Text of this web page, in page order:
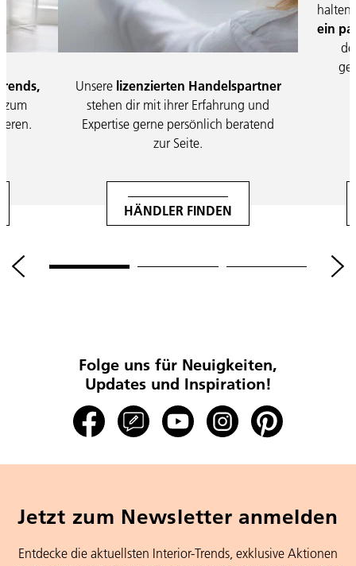
zum
Unsere lizenzierten Handelspartner
stehen dir mit ihrer Erfahrung und
Expertise gerne persönlich beratend
zur Seite.
HÄNDLER FINDEN
halten
ein
Folge uns für Neuigkeiten,
Updates und Inspiration!
Jetzt zum Newsletter anmelden
Entdecke die aktuellsten Interior-Trends, exklusive Aktionen